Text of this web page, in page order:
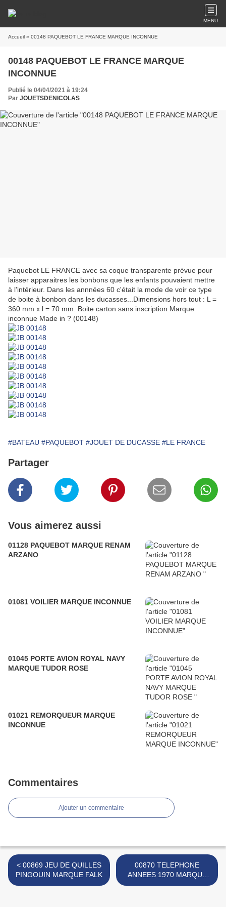
MENU
Accueil » 00148 PAQUEBOT LE FRANCE MARQUE INCONNUE
00148 PAQUEBOT LE FRANCE MARQUE
INCONNUE
Publié le 04/04/2021 à 19:24
Par JOUETSDENICOLAS
Paquebot LE FRANCE avec sa coque transparente prévue pour
laisser apparaitres les bonbons que les enfants pouvaient mettre
à l'intérieur. Dans les annnées 60 c'était la mode de voir ce type
de boite à bonbon dans les ducasses...Dimensions hors tout : L =
360 mm x l = 70 mm. Boite carton sans inscription Marque
inconnue Made in ? (00148)
#BATEAU #PAQUEBOT #JOUET DE DUCASSE #LE FRANCE
Partager
Vous aimerez aussi
01128 PAQUEBOT MARQUE RENAM
ARZANO
01081 VOILIER MARQUE INCONNUE
01045 PORTE AVION ROYAL NAVY
MARQUE TUDOR ROSE
01021 REMORQUEUR MARQUE
INCONNUE
Commentaires
Ajouter un commentaire
< 00869 JEU DE QUILLES
PINGOUIN MARQUE FALK
00870 TELEPHONE
ANNEES 1970 MARQUE
FALK >